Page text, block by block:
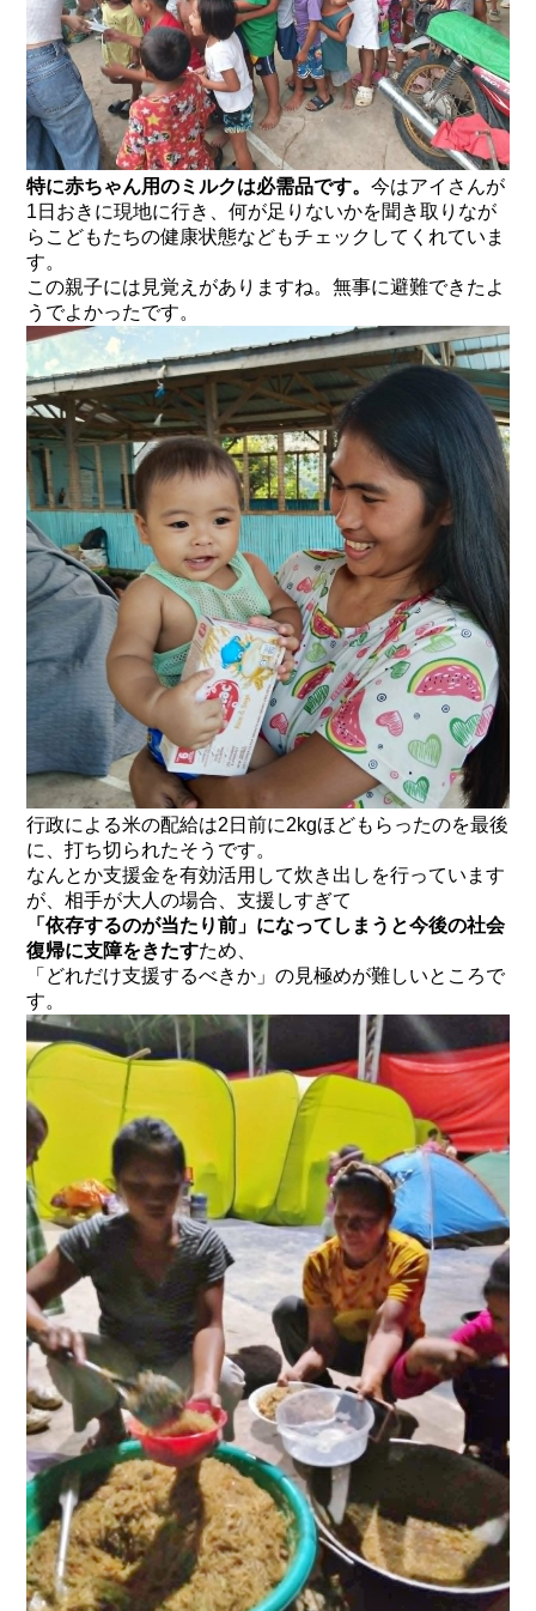
特に赤ちゃん用のミルクは必需品です。今はアイさんが
1日おきに現地に行き、何が足りないかを聞き取りなが
らこどもたちの健康状態などもチェックしてくれていま
す。
この親子には見覚えがありますね。無事に避難できたよ
うでよかったです。
行政による米の配給は2日前に2kgほどもらったのを最後
に、打ち切られたそうです。
なんとか支援金を有効活用して炊き出しを行っています
が、相手が大人の場合、支援しすぎて
「依存するのが当たり前」になってしまうと今後の社会
復帰に支障をきたすため、
「どれだけ支援するべきか」の見極めが難しいところで
す。